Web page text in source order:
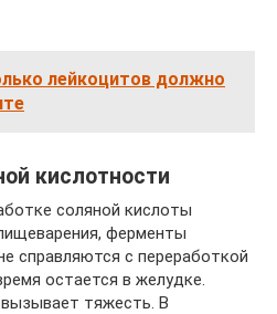
лейкоцитов должно
кислотности
соляной кислоты
ферменты
справляются с переработкой
остается в желудке.
тяжесть. В